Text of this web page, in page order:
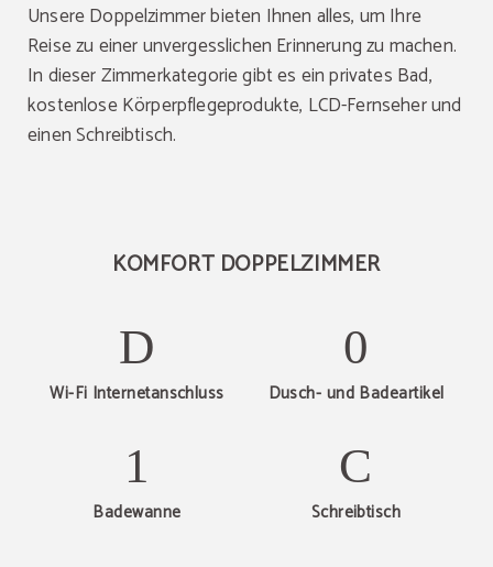
Unsere Doppelzimmer bieten Ihnen alles, um Ihre
Reise zu einer unvergesslichen Erinnerung zu machen.
In dieser Zimmerkategorie gibt es ein privates Bad,
kostenlose Körperpflegeprodukte, LCD-Fernseher und
einen Schreibtisch.
KOMFORT DOPPELZIMMER
Wi-Fi Internetanschluss Dusch- und Badeartikel
Badewanne Schreibtisch